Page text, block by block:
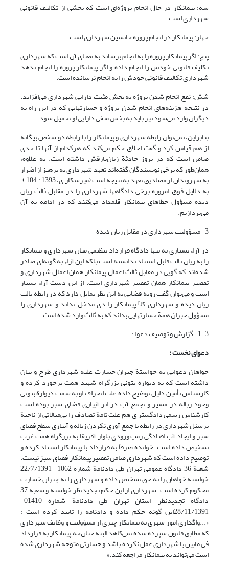
سه: پیمانکار در حال انجام پروژه‌ای است که بخشی از تکالیف قانونی
شهرداری است.
چهار: پیمانکار در انجام پروژه جانشین شهرداری است.
پنج: اگر پیمانکار پروژه را به انجام برساند به معنای آن است که شهرداری
تکلیف قانونی خودش را انجام داده و اگر پیمانکار پروژه را انجام ندهد
شهرداری تکالیف قانونی خودش را به انجام نرسانده است.
شش: نفع انجام شدن پروژه به بخش مثبت دارایی شهرداری می‌افزاید.
در نتیجه هزینه‌های انجام شدن پروژه و خسارتهایی که در این راه به
دیگران وارد می‌شود نیز باید به بخش منفی دارایی او تحمیل شود.
بنابراین، نمی‌توان رابطة شهرداری و پیمانکار را با رابطة دو شخص بیگانه
از هم قیاس کرد و گفت اخلاق حکم می‌کند که هرکدام از آنها تا حدی
ضامن است که در بروز حادثة زیان‌بارقش داشته است. به علاوه،
همان‌طور که برخی نویسندگان گفته‌اند تعهد شهرداری به پرهیز از اضرار
به شهروندان از مصادیق تعهد به نتیجه است (میرشکار ی، 1393 : 104 ).
به دلایل فوق امروزه برخی دادگاهها شهرداری را در مقابل ثالث زیان
دیده مسؤول خطاهای پیمانکار قلمداد می‌کنند که در ادامه به آن
می‌پردازیم.
3- مسؤولیت شهرداری در مقابل زیان دیده
در آراء بسیاری نه تنها دادگاه قرارداد تنظیمی میان شهرداری و پیمانکار
را به زیان ثالث قابل استناد ندانسته است بلکه این آراء به گونه‌ای صادر
شده‌اند که گویی در مقابل ثالث اعمال پیمانکار همان اعمال شهرداری و
تقصیر پیمانکار همان تقصیر شهرداری است. از این دست آراء بسیار
است و می‌توان گفت رویة قضایی به این نظر تمایل دارد که در رابطة ثالث
زیان دیده و شهرداری کلاً پیمانکار را ذی مدخل نداند و شهرداری را
مسؤول جبران همة خسارتهایی بداند که به ثالث وارد شده است.
1-3- گزارش و توصیف دعوا :
دعوای نخست :
خواهان دعوایی به خواستة جبران خسارت علیه شهرداری طرح و بیان
داشته است که به دیوارة بتونی بزرگراه شهید همت برخورد کرده و
کارشناس تأمین دلیل توضیح داده علت انحراف او به سمت دیوارة بتونی
وجود زباله در مسیر و تجمع آب در اثر آبیاری فضای سبز بوده است
کارشناس رسمی دادگستر ی هم علت تامة تصادف را بی‌مبالاتی از ناحیة
پرسنل شهرداری در رابطه با جمع آوری نکردن زباله و آبیاری سطح فضای
سبز و ایجاد آب افتادگی رمپ ورودی بلوار آفریقا به بزرگراه همت غرب
تشخیص داده است. خوانده صرفاً به قرارداد با پیمانکار استناد کرده و
توضیح داده است که شهرداری ضامن تقصیر پیمانکار فضای سبز نیست.
شعبة 36 دادگاه عمومی تهران طی دادنامة شماره 1062- 22/7/1391
خواستة خواهان را به حق تشخیص داده و شهرداری را به جبران خسارت
محکوم کرده است. شهرداری از این حکم تجدیدنظر خواسته و شعبة 37
دادگاه تجدیدنظر استان تهران طی دادنامة شماره 01410-
28/11/1391این گونه حکم داده و دادنامه را تایید کرده است :
«...واگذاری امور شهری به پیمانکار چیزی از مسؤولیت و وظایف شهرداری
که مطابق قانون سپرده شده نمی‌کاهد البته چنان‌چه پیمانکار به قرارداد
فی مابین با شهرداری عمل نکرده باشد و خسارتی متوجه شهرداری شده
است می‌تواند به پیمانکار مراجعه کند.»